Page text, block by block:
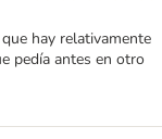
hay relativamente
pedía antes en otro